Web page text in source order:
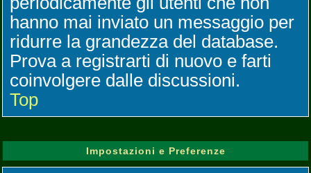
hanno mai inviato un messaggio per
ridurre la grandezza del database.
Prova a registrarti di nuovo e farti
coinvolgere dalle discussioni.
Top
Impostazioni e Preferenze